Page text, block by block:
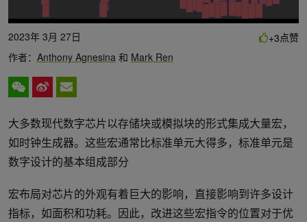
2023年 3月 27日
作者： Anthony Agnesina 和 Mark Ren
+3点赞
大多数现代数字芯片以存储块或模拟块的形式集成大量宏，
如时钟生成器。这些宏通常比标准单元大得多，标准单元是
数字设计的基本组成部分
宏布局对芯片的外观有着巨大的影响，直接影响到许多设计
指标，如面积和功耗。因此，改进这些宏指令的位置对于优